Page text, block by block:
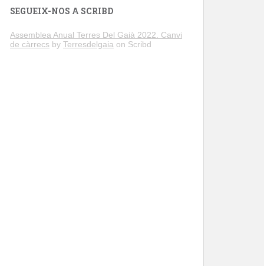
SEGUEIX-NOS A SCRIBD
Assemblea Anual Terres Del Gaià 2022. Canvi
de càrrecs by Terresdelgaia on Scribd